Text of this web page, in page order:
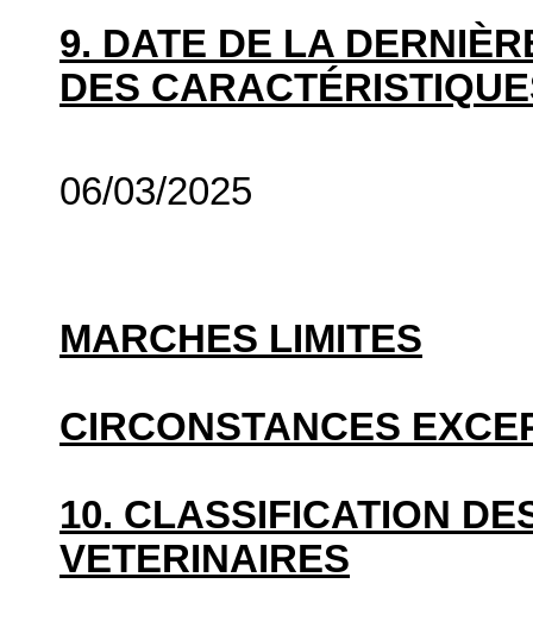
9. DATE DE LA
DES
06/03/2025
MARCHES LIMITES
CIRCONSTANCES
10. CLASSIFICATION
VETERINAIRES